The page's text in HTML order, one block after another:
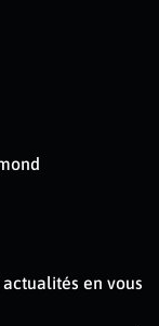
en vous